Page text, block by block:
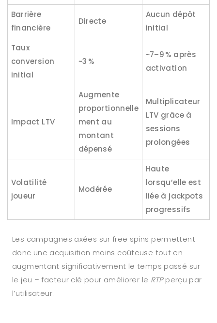
Barrière
financière
Directe
Aucun dépôt
initial
Taux
conversion
initial
~3 %
~7–9 % après
activation
Impact LTV
Augmente
proportionnelle
ment au
montant
dépensé
Multiplicateur
LTV grâce à
sessions
prolongées
Volatilité
joueur
Modérée
Haute
lorsqu’elle est
liée à jackpots
progressifs
Les campagnes axées sur free spins permettent
donc une acquisition moins coûteuse tout en
augmentant significativement le temps passé sur
le jeu – facteur clé pour améliorer le RTPperçu par
l’utilisateur.